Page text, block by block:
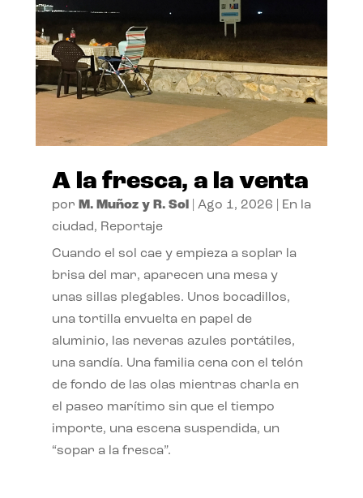
A la fresca, a la venta
por M. Muñoz y R. Sol| Ago 1, 2026
En la
ciudad, Reportaje
Cuando el sol cae y empieza a soplar la
brisa del mar, aparecen una mesa y
unas sillas plegables. Unos bocadillos,
una tortilla envuelta en papel de
aluminio, las neveras azules portátiles,
una sandía. Una familia cena con el telón
de fondo de las olas mientras charla en
el paseo marítimo sin que el tiempo
importe, una escena suspendida, un
“sopar a la fresca”.